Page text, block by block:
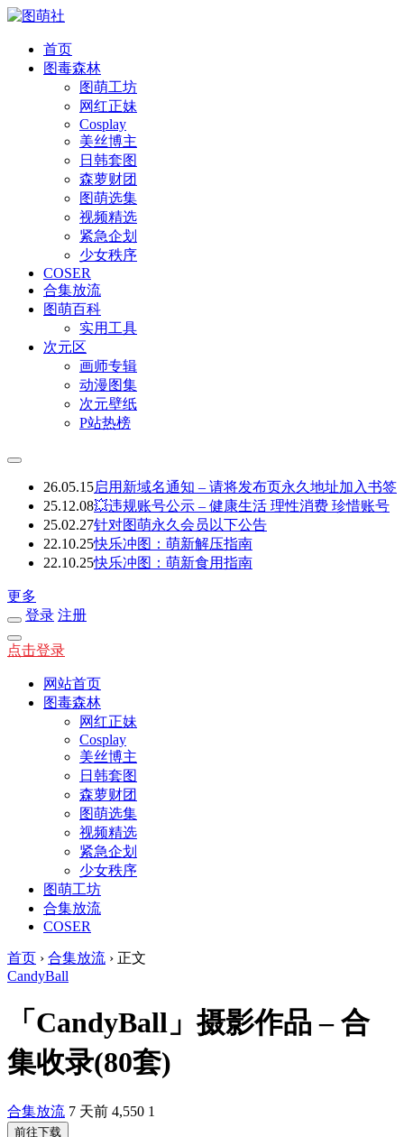
首页
图毒森林
图萌工坊
网红正妹
Cosplay
美丝博主
日韩套图
森萝财团
图萌选集
视频精选
紧急企划
少女秩序
COSER
合集放流
图萌百科
实用工具
次元区
画师专辑
动漫图集
次元壁纸
P站热榜
26.05.15启用新域名通知 – 请将发布页永久地址加入书签
25.12.08💥违规账号公示 – 健康生活 理性消费 珍惜账号
25.02.27针对图萌永久会员以下公告
22.10.25快乐冲图：萌新解压指南
22.10.25快乐冲图：萌新食用指南
更多
登录 注册
点击登录
网站首页
图毒森林
网红正妹
Cosplay
美丝博主
日韩套图
森萝财团
图萌选集
视频精选
紧急企划
少女秩序
图萌工坊
合集放流
COSER
首页 › 合集放流 › 正文
CandyBall
「CandyBall」摄影作品 – 合
集收录(80套)
合集放流 7 天前 4,550 1
前往下载